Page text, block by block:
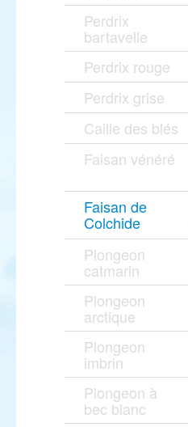
Perdrix
bartavelle
Perdrix rouge
Perdrix grise
Caille des blés
Faisan vénéré
Faisan de
Colchide
Plongeon
catmarin
Plongeon
arctique
Plongeon
imbrin
Plongeon à
bec blanc